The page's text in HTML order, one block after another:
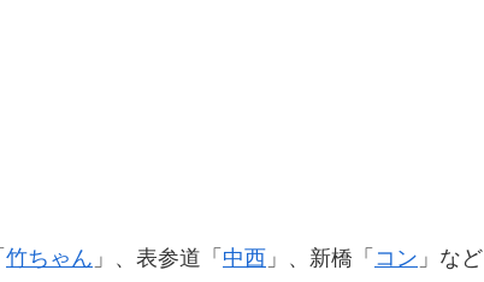
竹ちゃん 」、表参道「 中西 」、新橋「 コン 」など